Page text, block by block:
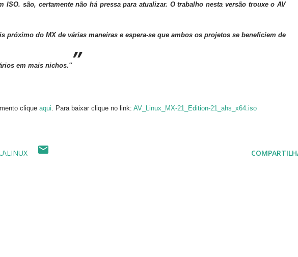
ISO. são, certamente não há pressa para atualizar. O trabalho nesta versão trouxe o AV
próximo do MX de várias maneiras e espera-se que ambos os projetos se beneficiem de
em mais nichos."
clique aqui. Para baixar clique no link: AV_Linux_MX-21_Edition-21_ahs_x64.iso